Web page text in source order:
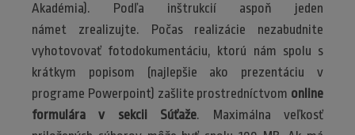
Akadémia). Podľa inštrukcií aspoň jeden
námet zrealizujte. Počas realizácie nezabudnite
vyhotovovať fotodokumentáciu, ktorú nám spolu s
krátkym popisom (najlepšie ako prezentáciu v
programe Powerpoint) zašlite prostredníctvom online
formulára v sekcii Súťaže. Maximálna veľkosť